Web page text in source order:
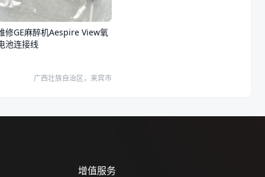
修GE麻醉机Aespire View氧
池连接线
广西壮族自治区，来宾市
增值服务